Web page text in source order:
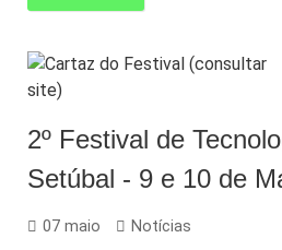
2º Festival de
Setúbal - 9 e 10 de
07 maio Notícias